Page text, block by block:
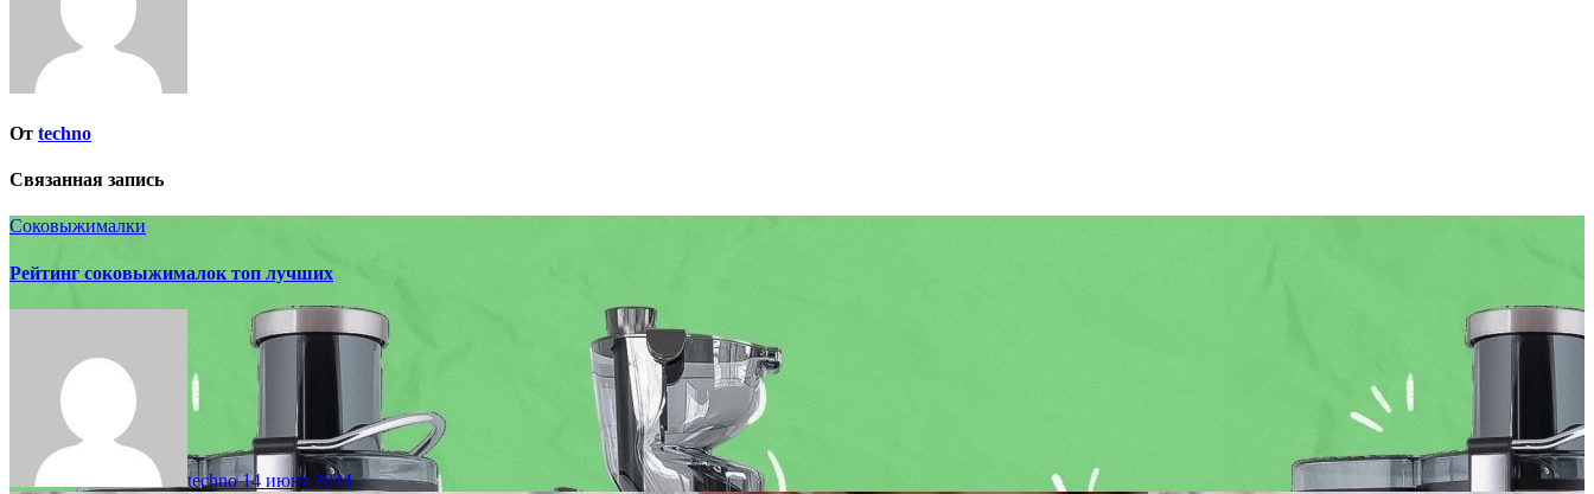
От techno
Связанная запись
Соковыжималки
Рейтинг соковыжималок топ лучших
techno14 июня 2024